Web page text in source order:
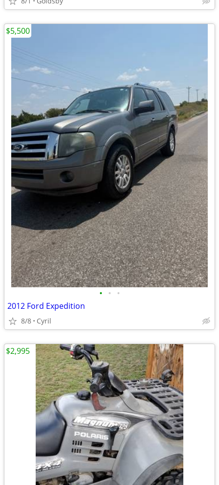
• • •
2012 Ford Expedition
8/8 Cyril
$5,500
$2,995